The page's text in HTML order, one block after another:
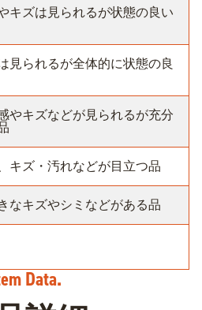
キズは見られるが状態の良い
見られるが全体的に状態の良
やキズなどが見られるが充分
キズ・汚れなどが目立つ品
なキズやシミなどがある品